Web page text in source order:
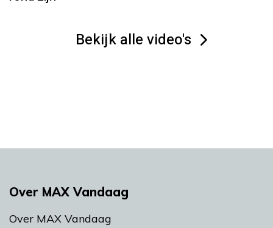
Bekijk alle video's
Over MAX Vandaag
Over MAX Vandaag